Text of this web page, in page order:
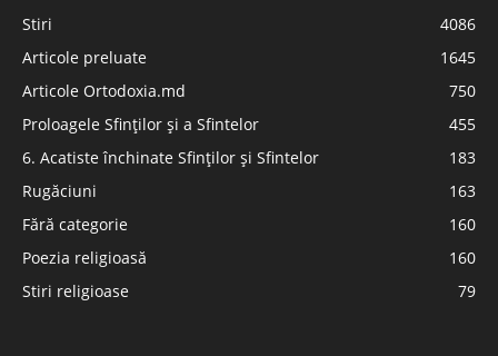
Stiri
4086
Articole preluate
1645
Articole Ortodoxia.md
750
Proloagele Sfinților și a Sfintelor
455
6. Acatiste închinate Sfinților și Sfintelor
183
Rugăciuni
163
Fără categorie
160
Poezia religioasă
160
Stiri religioase
79